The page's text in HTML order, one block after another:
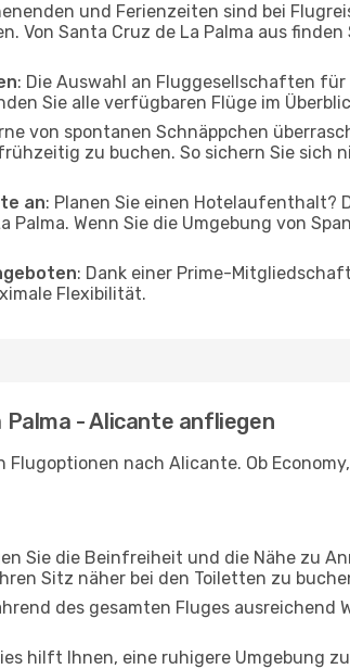
und Ferienzeiten sind bei
Von Santa Cruz de La Palma aus
: Die Auswahl an Fluggesellschaften für
Sie alle verfügbaren Flüge im
von spontanen Schnäppchen
zu buchen. So sichern Sie sich
an: Planen Sie einen Hotelaufenthalt?
Palma. Wenn Sie die Umgebung von
: Dank einer Prime-
Flexibilität.
- Alicante anfliegen
nach Alicante. Ob
Sie die Beinfreiheit und die Nähe zu
Sitz näher bei den Toiletten zu
des gesamten Fluges ausreichend
hilft Ihnen, eine ruhigere Umgebung